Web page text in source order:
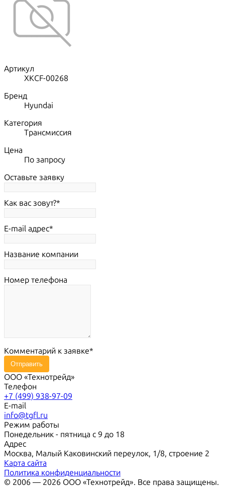
Артикул
XKCF-00268
Бренд
Hyundai
Категория
Трансмиссия
Цена
По запросу
Оставьте заявку
Как вас зовут?
E-mail адрес
Название компании
Номер телефона
Комментарий к заявке
Отправить
ООО «Технотрейд»
Телефон
+7 (499) 938-97-09
E-mail
info@tgfl.ru
Режим работы
Понедельник - пятница с 9 до 18
Адрес
Москва, Малый Каковинский переулок, 1/8, строение 2
Карта сайта
Политика конфиденциальности
© 2006 — 2026 ООО «Технотрейд». Все права защищены.